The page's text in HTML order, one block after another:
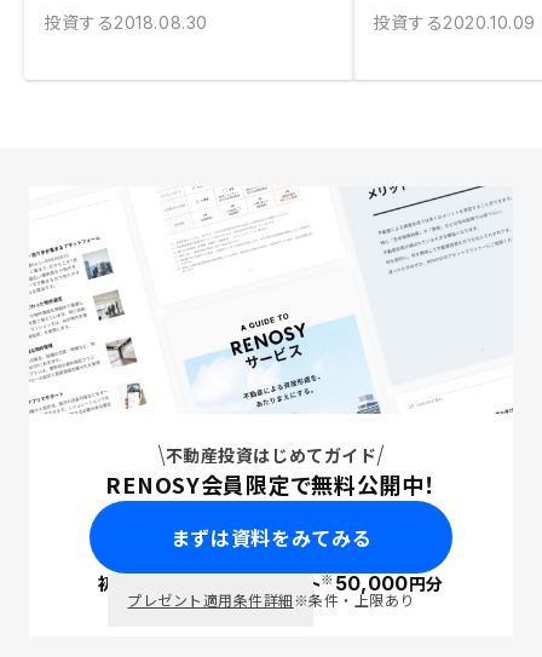
投資する2018.08.30
投資する2020.10.09
不動産投資はじめてガイド
RENOSY会員限定で無料公開中！
まずは資料をみてみる
初回面談で ポイント※50,000円分
プレゼント適用条件詳細※条件・上限あり